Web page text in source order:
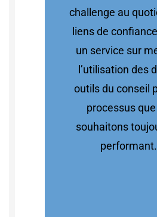
challenge au
liens de
un service sur
l’utilisation des
outils du conseil
processus
souhaitons